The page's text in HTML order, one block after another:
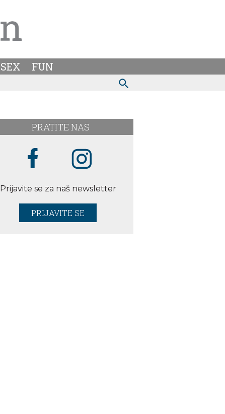
SEX
FUN
PRATITE NAS
Prijavite se za naš newsletter
PRIJAVITE SE